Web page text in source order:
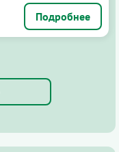
Подробнее